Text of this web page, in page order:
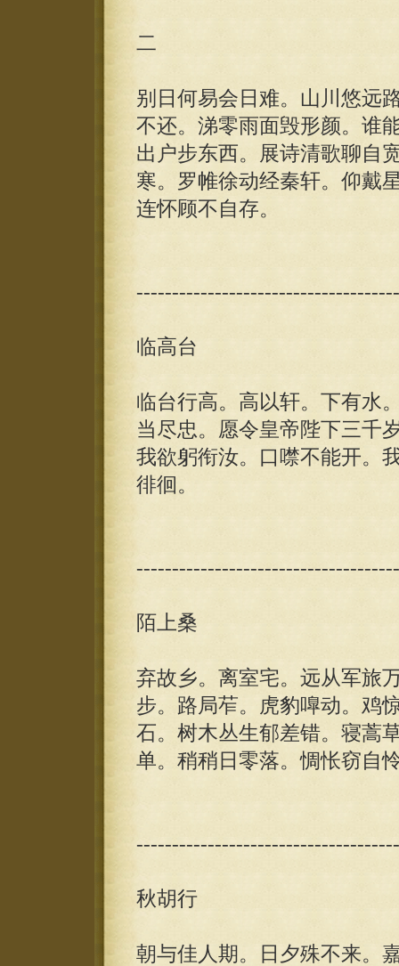
二
别日何易会日难。山川悠远
不还。涕零雨面毁形颜。谁
出户步东西。展诗清歌聊自
寒。罗帷徐动经秦轩。仰戴
连怀顾不自存。
临高台
临台行高。高以轩。下有水
当尽忠。愿令皇帝陛下三千
我欲躬衔汝。口噤不能开。
徘徊。
陌上桑
弃故乡。离室宅。远从军旅
步。路局苲。虎豹嘷动。鸡
石。树木丛生郁差错。寝蒿
单。稍稍日零落。惆怅窃自
秋胡行
朝与佳人期。日夕殊不来。